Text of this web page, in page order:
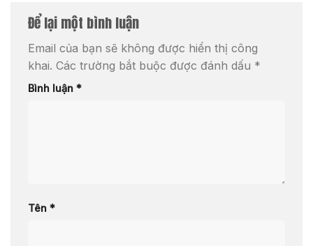
Để lại một bình luận
Email của bạn sẽ không được hiển thị công
khai. Các trường bắt buộc được đánh dấu *
Bình luận *
Tên *